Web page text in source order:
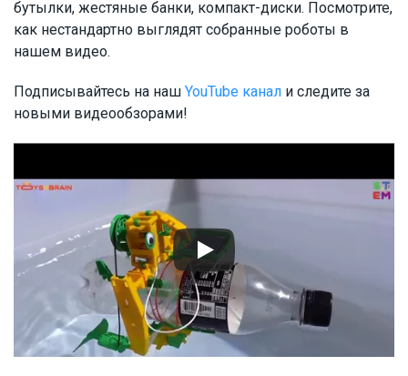
бутылки, жестяные банки, компакт-диски. Посмотрите,
как нестандартно выглядят собранные роботы в
нашем видео.
Подписывайтесь на наш YouTube канал и следите за
новыми видеообзорами!